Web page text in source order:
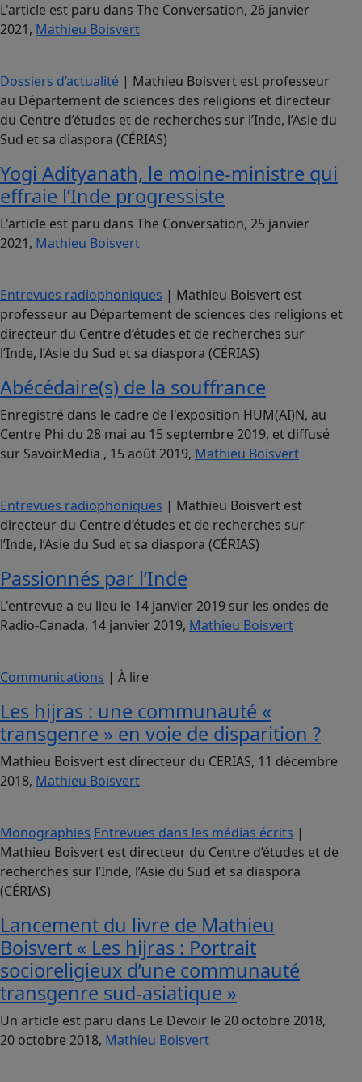
L'article est paru dans The Conversation, 26 janvier
2021, Mathieu Boisvert
Dossiers d’actualité | Mathieu Boisvert est professeur
au Département de sciences des religions et directeur
du Centre d’études et de recherches sur l’Inde, l’Asie du
Sud et sa diaspora (CÉRIAS)
Yogi Adityanath, le moine-ministre qui
effraie l’Inde progressiste
L'article est paru dans The Conversation, 25 janvier
2021, Mathieu Boisvert
Entrevues radiophoniques | Mathieu Boisvert est
professeur au Département de sciences des religions et
directeur du Centre d’études et de recherches sur
l’Inde, l’Asie du Sud et sa diaspora (CÉRIAS)
Abécédaire(s) de la souffrance
Enregistré dans le cadre de l'exposition HUM(AI)N, au
Centre Phi du 28 mai au 15 septembre 2019, et diffusé
sur Savoir.Media , 15 août 2019, Mathieu Boisvert
Entrevues radiophoniques | Mathieu Boisvert est
directeur du Centre d’études et de recherches sur
l’Inde, l’Asie du Sud et sa diaspora (CÉRIAS)
Passionnés par l’Inde
L'entrevue a eu lieu le 14 janvier 2019 sur les ondes de
Radio-Canada, 14 janvier 2019, Mathieu Boisvert
Communications | À lire
Les hijras : une communauté «
transgenre » en voie de disparition ?
Mathieu Boisvert est directeur du CERIAS, 11 décembre
2018, Mathieu Boisvert
Monographies Entrevues dans les médias écrits |
Mathieu Boisvert est directeur du Centre d’études et de
recherches sur l’Inde, l’Asie du Sud et sa diaspora
(CÉRIAS)
Lancement du livre de Mathieu
Boisvert « Les hijras : Portrait
socioreligieux d’une communauté
transgenre sud-asiatique »
Un article est paru dans Le Devoir le 20 octobre 2018,
20 octobre 2018, Mathieu Boisvert